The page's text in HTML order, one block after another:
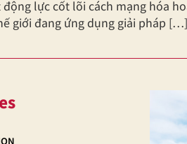
lực cốt lõi cách mạng hóa
giới đang ứng dụng giải pháp […]